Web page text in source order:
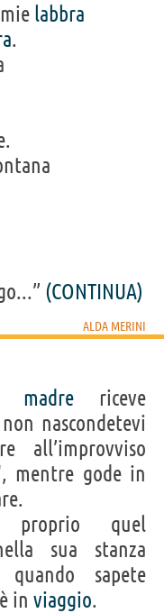
labbra
.
(CONTINUA)
ALDA MERINI
madre riceve
nascondetevi
mentre gode in
proprio quel
sua stanza
sapete
è in viaggio.